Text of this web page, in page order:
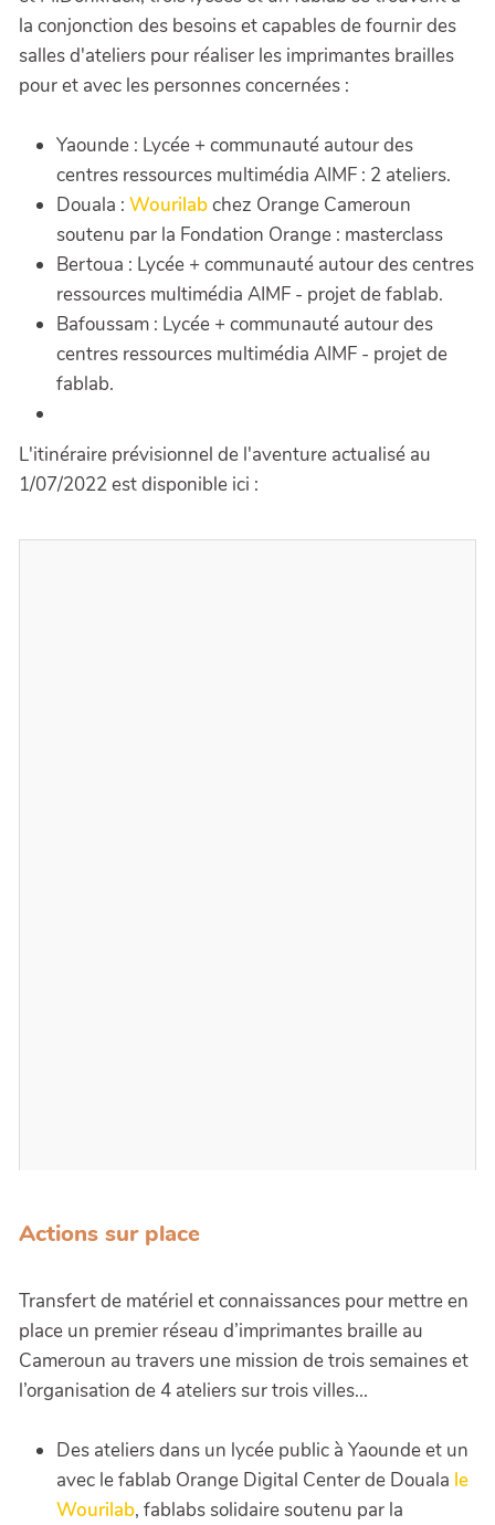
la conjonction des besoins et capables de fournir des
salles d'ateliers pour réaliser les imprimantes brailles
pour et avec les personnes concernées :
Yaounde : Lycée + communauté autour des
centres ressources multimédia AIMF : 2 ateliers.
Douala : Wourilabchez Orange Cameroun
soutenu par la Fondation Orange : masterclass
Bertoua : Lycée + communauté autour des centres
ressources multimédia AIMF - projet de fablab.
Bafoussam : Lycée + communauté autour des
centres ressources multimédia AIMF - projet de
fablab.
L'itinéraire prévisionnel de l'aventure actualisé au
1/07/2022 est disponible ici :
Actions sur place
Transfert de matériel et connaissances pour mettre en
place un premier réseau d’imprimantes braille au
Cameroun au travers une mission de trois semaines et
l’organisation de 4 ateliers sur trois villes...
Des ateliers dans un lycée public à Yaounde et un
avec le fablab Orange Digital Center de Douala le
Wourilab, fablabs solidaire soutenu par la